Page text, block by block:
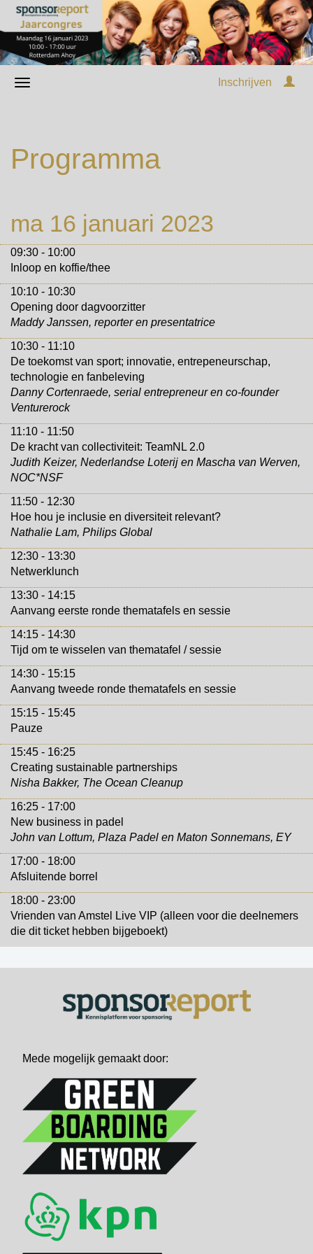
Inschrijven
Programma
ma 16 januari 2023
09:30 - 10:00
Inloop en koffie/thee
10:10 - 10:30
Opening door dagvoorzitter
Maddy Janssen, reporter en presentatrice
10:30 - 11:10
De toekomst van sport; innovatie, entrepeneurschap,
technologie en fanbeleving
Danny Cortenraede, serial entrepreneur en co-founder
Venturerock
11:10 - 11:50
De kracht van collectiviteit: TeamNL 2.0
Judith Keizer, Nederlandse Loterij en Mascha van Werven,
NOC*NSF
11:50 - 12:30
Hoe hou je inclusie en diversiteit relevant?
Nathalie Lam, Philips Global
12:30 - 13:30
Netwerklunch
13:30 - 14:15
Aanvang eerste ronde thematafels en sessie
14:15 - 14:30
Tijd om te wisselen van thematafel / sessie
14:30 - 15:15
Aanvang tweede ronde thematafels en sessie
15:15 - 15:45
Pauze
15:45 - 16:25
Creating sustainable partnerships
Nisha Bakker, The Ocean Cleanup
16:25 - 17:00
New business in padel
John van Lottum, Plaza Padel en Maton Sonnemans, EY
17:00 - 18:00
Afsluitende borrel
18:00 - 23:00
Vrienden van Amstel Live VIP (alleen voor die deelnemers
die dit ticket hebben bijgeboekt)
Mede mogelijk gemaakt door: